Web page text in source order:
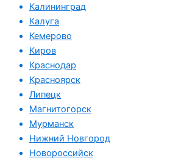
Калининград
Калуга
Кемерово
Киров
Краснодар
Красноярск
Липецк
Магнитогорск
Мурманск
Нижний Новгород
Новороссийск